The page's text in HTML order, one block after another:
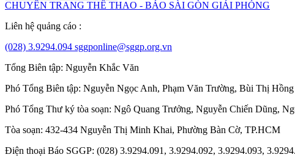
CHUYÊN TRANG THỂ THAO - BÁO SÀI GÒN GIẢI PHÓNG
Liên hệ quảng cáo :
(028) 3.9294.094 sggponline@sggp.org.vn
Tổng Biên tập: Nguyễn Khắc Văn
Phó Tổng Biên tập: Nguyễn Ngọc Anh, Phạm Văn Trường, Bùi Thị Hồng
Phó Tổng Thư ký tòa soạn: Ngô Quang Trưởng, Nguyễn Chiến Dũng,
Tòa soạn: 432-434 Nguyễn Thị Minh Khai, Phường Bàn Cờ, TP.HCM
Điện thoại Báo SGGP: (028) 3.9294.091, 3.9294.092, 3.9294.093,